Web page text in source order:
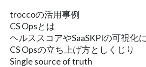
troccoの活用事例
CS Opsとは
ヘルススコアやSaaSKPIの可視化
CS Opsの立ち上げ方としくじり
Single source of truth